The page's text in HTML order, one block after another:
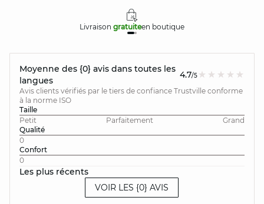
Livraison gratuiteen boutique
Moyenne des {0} avis dans toutes les
langues
4.7/5
Avis clients vérifiés par le tiers de confiance Trustville conforme
à la norme ISO
Taille
Petit
Parfaitement
Grand
Qualité
0
Confort
0
Les plus récents
VOIR LES {0} AVIS